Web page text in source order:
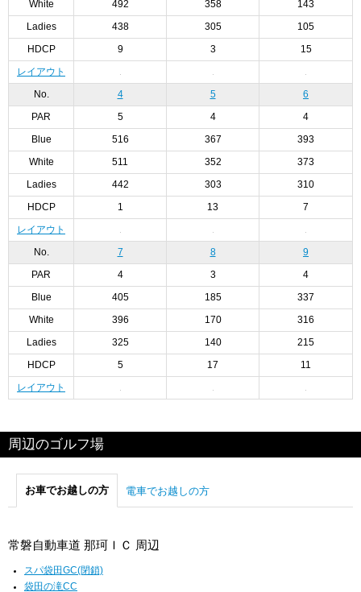
White 492 358 143
Ladies 438 305 105
HDCP 9 3 15
レイアウト
No. 4 5 6
PAR 5 4 4
Blue 516 367 393
White 511 352 373
Ladies 442 303 310
HDCP 1 13 7
レイアウト
No. 7 8 9
PAR 4 3 4
Blue 405 185 337
White 396 170 316
Ladies 325 140 215
HDCP 5 17 11
レイアウト
周辺のゴルフ場
お車でお越しの方 電車でお越しの方
常磐自動車道 那珂ＩＣ 周辺
スパ袋田GC(閉鎖)
袋田の滝CC